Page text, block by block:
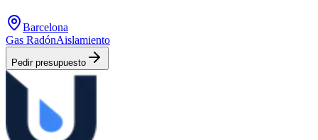
Barcelona
Gas RadónAislamiento
Pedir presupuesto